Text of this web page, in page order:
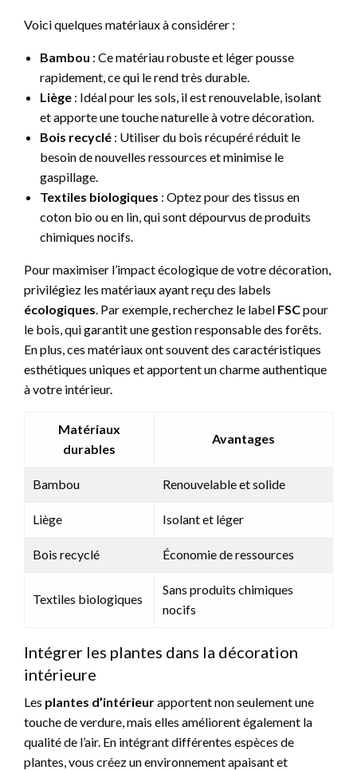
Voici quelques matériaux à considérer :
Bambou : Ce matériau robuste et léger pousse
rapidement, ce qui le rend très durable.
Liège : Idéal pour les sols, il est renouvelable, isolant
et apporte une touche naturelle à votre décoration.
Bois recyclé : Utiliser du bois récupéré réduit le
besoin de nouvelles ressources et minimise le
gaspillage.
Textiles biologiques : Optez pour des tissus en
coton bio ou en lin, qui sont dépourvus de produits
chimiques nocifs.
Pour maximiser l’impact écologique de votre décoration,
privilégiez les matériaux ayant reçu des labels
écologiques . Par exemple, recherchez le label FSCpour
le bois, qui garantit une gestion responsable des forêts.
En plus, ces matériaux ont souvent des caractéristiques
esthétiques uniques et apportent un charme authentique
à votre intérieur.
Matériaux
durables
Avantages
Bambou Renouvelable et solide
Liège Isolant et léger
Bois recyclé Économie de ressources
Textiles biologiques
Sans produits chimiques
nocifs
Intégrer les plantes dans la décoration
intérieure
Les plantes d’intérieurapportent non seulement une
touche de verdure, mais elles améliorent également la
qualité de l’air. En intégrant différentes espèces de
plantes, vous créez un environnement apaisant et